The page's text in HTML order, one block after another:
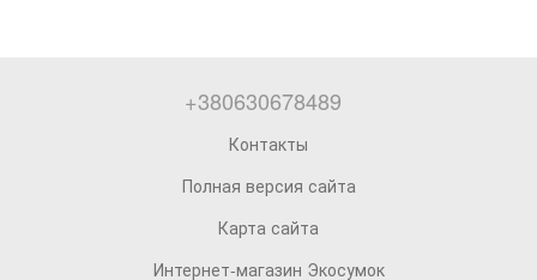
+380630678489
Контакты
Полная версия сайта
Карта сайта
Интернет-магазин Экосумок